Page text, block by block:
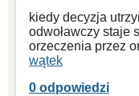
kiedy decyzja
odwoławczy staje
orzeczenia przez
wątek
0 odpowiedzi